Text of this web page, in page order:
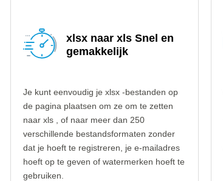
xlsx naar xls Snel en
gemakkelijk
Je kunt eenvoudig je xlsx -bestanden op
de pagina plaatsen om ze om te zetten
naar xls , of naar meer dan 250
verschillende bestandsformaten zonder
dat je hoeft te registreren, je e-mailadres
hoeft op te geven of watermerken hoeft te
gebruiken.